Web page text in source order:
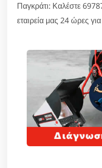
Παγκράτι: Καλέστε
εταιρεία μας 24 ώρες